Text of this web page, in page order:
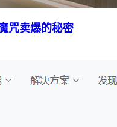
咒卖爆的秘密